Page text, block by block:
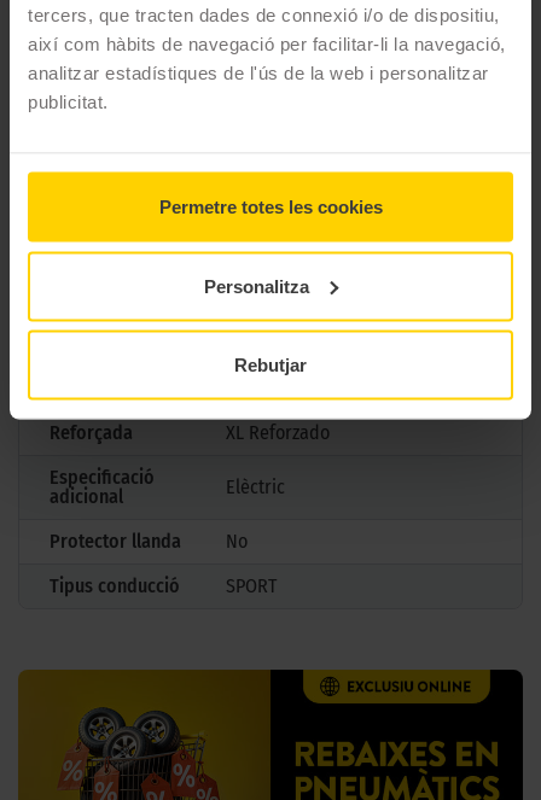
tercers, que tracten dades de connexió i/o de dispositiu,
així com hàbits de navegació per facilitar-li la navegació,
analitzar estadístiques de l'ús de la web i personalitzar
publicitat.
Permetre totes les cookies
Personalitza
Rebutjar
Marca
Goodyear
Estiu
M+S
No
No
Reforçada
XL Reforzado
Especificació
adicional
Elèctric
Protector llanda
No
Tipus conducció
SPORT